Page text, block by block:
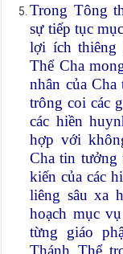
Trong Tông
sự tiếp tục
lợi ích thiêng
Thể Cha
nhân của
trông coi các
các hiền
hợp với
Cha tin tưởng
kiến của các
liêng sâu xa
hoạch mục
từng giáo
Thánh Thể